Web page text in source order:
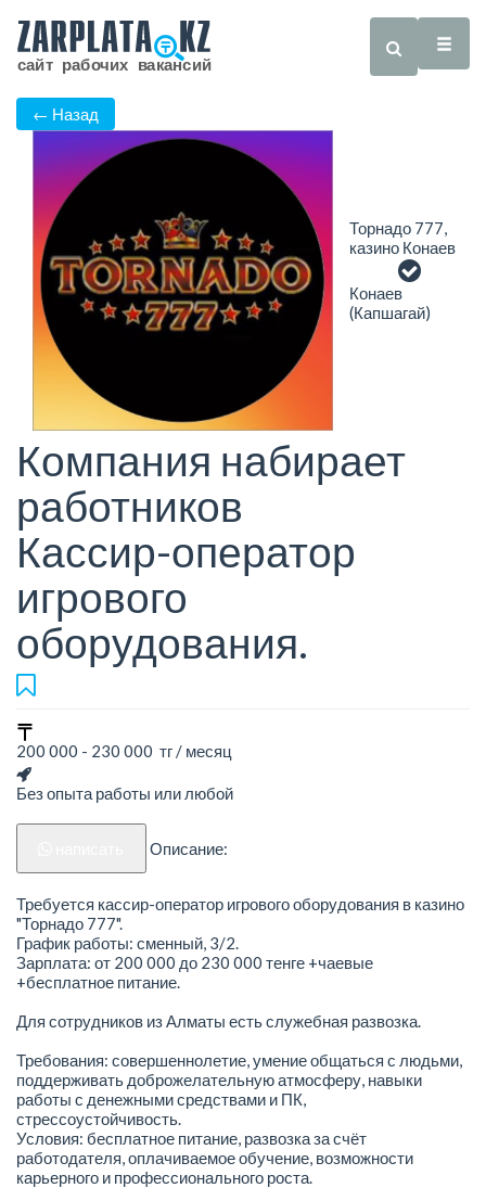
← Назад
Торнадо 777,
казино Конаев
Конаев
(Капшагай)
Компания набирает
работников
Кассир-оператор
игрового
оборудования.
200 000 - 230 000 тг / месяц
Без опыта работы или любой
Описание:
Требуется кассир-оператор игрового оборудования в казино
"Торнадо 777".
График работы: сменный, 3/2.
Зарплата: от 200 000 до 230 000 тенге +чаевые
+бесплатное питание.
Для сотрудников из Алматы есть служебная развозка.
Требования: совершеннолетие, умение общаться с людьми,
поддерживать доброжелательную атмосферу, навыки
работы с денежными средствами и ПК,
стрессоустойчивость.
Условия: бесплатное питание, развозка за счёт
работодателя, оплачиваемое обучение, возможности
карьерного и профессионального роста.